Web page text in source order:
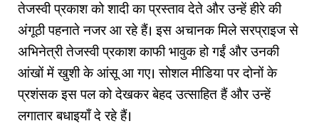
तेजस्वी प्रकाश को शादी का प्रस्ताव देते और उन्हें हीरे की
अंगूठी पहनाते नजर आ रहे हैं। इस अचानक मिले सरप्राइज से
अभिनेत्री तेजस्वी प्रकाश काफी भावुक हो गईं और उनकी
आंखों में खुशी के आंसू आ गए। सोशल मीडिया पर दोनों के
प्रशंसक इस पल को देखकर बेहद उत्साहित हैं और उन्हें
लगातार बधाइयाँ दे रहे हैं।